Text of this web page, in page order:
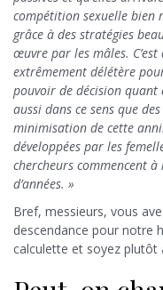
compétition sexuelle bien
grâce à des stratégies
œuvre par les mâles.
extrêmement délétère
pouvoir de décision quant
aussi dans ce sens que
minimisation de cette
développées par les
chercheurs commencent
d’années. »
Bref, messieurs, vous
descendance pour notre
calculette et soyez